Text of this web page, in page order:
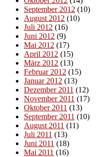
September 2012 (10)
August 2012 (10)
Juli 2012 (16)
Juni 2012 (9)
Mai 2012 (17)
April 2012 (15)
März 2012 (13)
Februar 2012 (15)
Januar 2012 (13)
Dezember 2011 (12)
November 2011 (17)
Oktober 2011 (13)
September 2011 (10)
August 2011 (11)
Juli 2011 (13)
Juni 2011 (18)
Mai 2011 (16)